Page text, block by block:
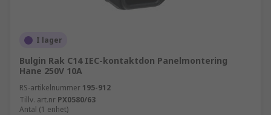
I lager
Bulgin Rak C14 IEC-kontaktdon Panelmontering
Hane 250V 10A
RS-artikelnummer 195-912
Tillv. art.nr PX0580/63
Antal (1 enhet)